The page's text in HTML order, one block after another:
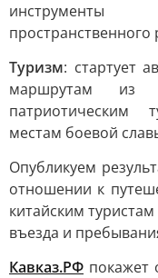
инструменты
пространственного
Туризм: стартует
маршрутам из
патриотическим
местам боевой
Опубликуем
отношении к
китайским
въезда и
Кавказ.РФ покажет